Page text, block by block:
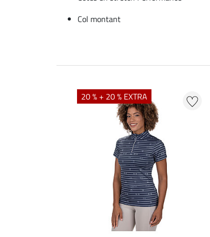
Col montant
20 % + 20 % EXTRA